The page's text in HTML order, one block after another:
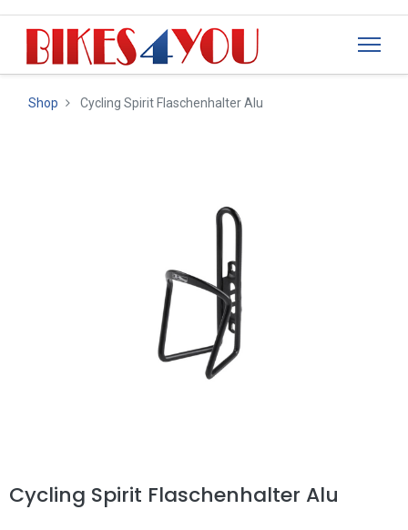
Shop Cycling Spirit Flaschenhalter Alu
Cycling Spirit Flaschenhalter Alu